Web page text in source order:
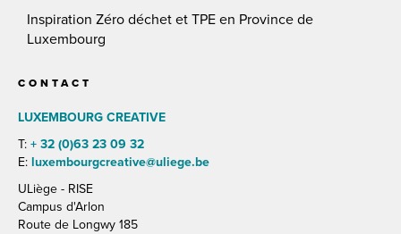
Inspiration Zéro déchet et TPE en Province de
Luxembourg
CONTACT
LUXEMBOURG CREATIVE
T: + 32 (0)63 23 09 32
E: luxembourgcreative@uliege.be
ULiège - RISE
Campus d'Arlon
Route de Longwy 185